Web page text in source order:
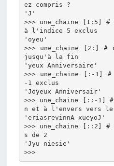
ez compris ?
'J'
>>> une_chaine [1:5]
à l'indice 5 exclus
'oyeu'
>>> une_chaine [2:]
jusqu'à la fin
'yeux Anniversaire'
>>> une_chaine [:-1]
-1 exclus
'Joyeux Anniversair'
>>> une_chaine [::-1]
n et à l'envers vers le
'eriasrevinnA xueyoJ'
>>> une_chaine [::2]
s de 2
'Jyu niesie'